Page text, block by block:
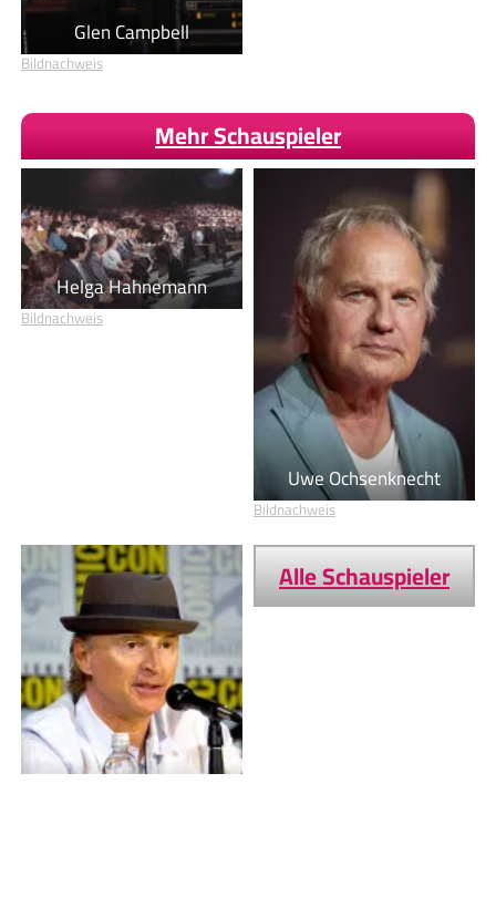
Glen Campbell
Bildnachweis
Mehr Schauspieler
Helga Hahnemann
Bildnachweis
Uwe Ochsenknecht
Bildnachweis
Alle Schauspieler